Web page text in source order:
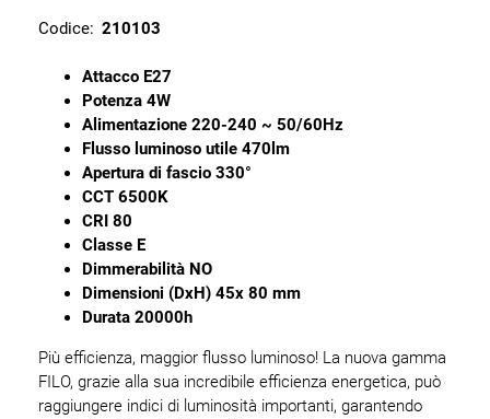
Codice: 210103
Attacco E27
Potenza 4W
Alimentazione 220-240 ~ 50/60Hz
Flusso luminoso utile 470lm
Apertura di fascio 330°
CCT 6500K
CRI 80
Classe E
Dimmerabilità NO
Dimensioni (DxH) 45x 80 mm
Durata 20000h
Più efficienza, maggior flusso luminoso! La nuova gamma
FILO, grazie alla sua incredibile efficienza energetica, può
raggiungere indici di luminosità importanti, garantendo